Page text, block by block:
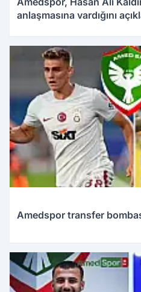
anlaşmasına vardığını
Amedspor transfer